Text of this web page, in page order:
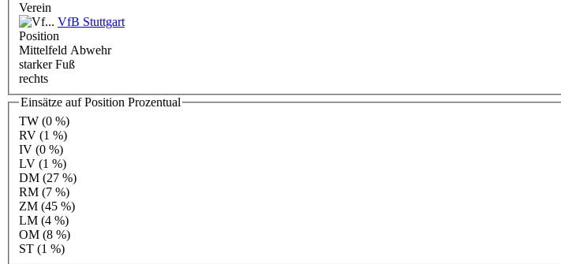
Verein
VfB Stuttgart
Position
Mittelfeld Abwehr
starker Fuß
rechts
Einsätze auf Position Prozentual
TW (0 %)
RV (1 %)
IV (0 %)
LV (1 %)
DM (27 %)
RM (7 %)
ZM (45 %)
LM (4 %)
OM (8 %)
ST (1 %)